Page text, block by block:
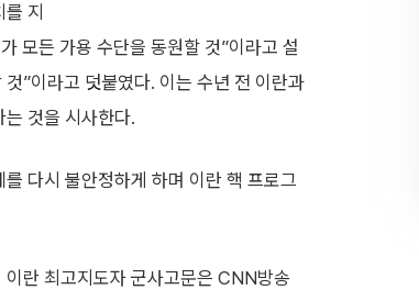
지
모든 가용 수단을 동원할 것”이라고 설
”이라고 덧붙였다. 이는 수년 전 이란과
것을 시사한다.
다시 불안정하게 하며 이란 핵 프로그
란 최고지도자 군사고문은 CNN방송